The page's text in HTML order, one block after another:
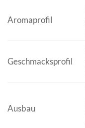
Aromaprofil
Geschmacksprofil
Ausbau